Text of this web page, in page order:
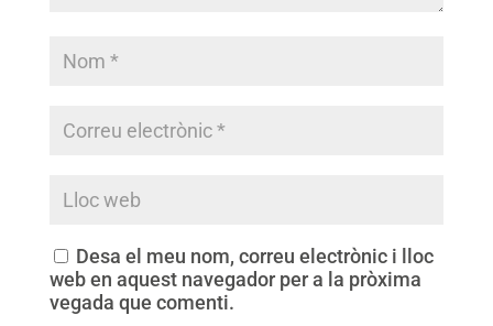
Desa el meu nom, correu electrònic i lloc
web en aquest navegador per a la pròxima
vegada que comenti.